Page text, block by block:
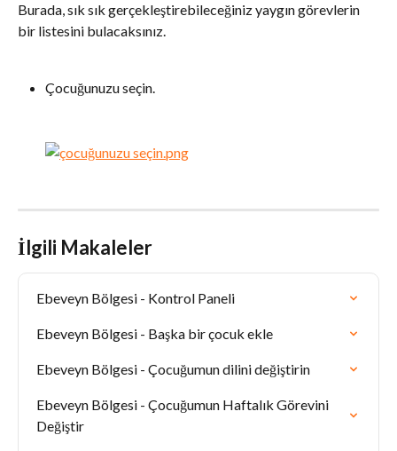
Burada, sık sık gerçekleştirebileceğiniz yaygın görevlerin
bir listesini bulacaksınız.
Çocuğunuzu seçin.
İlgili Makaleler
Ebeveyn Bölgesi - Kontrol Paneli
Ebeveyn Bölgesi - Başka bir çocuk ekle
Ebeveyn Bölgesi - Çocuğumun dilini değiştirin
Ebeveyn Bölgesi - Çocuğumun Haftalık Görevini
Değiştir